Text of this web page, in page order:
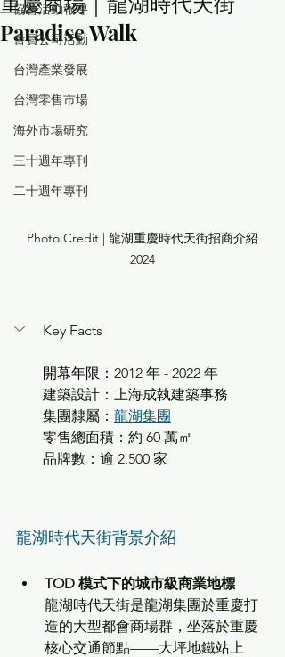
協會活動報導
會員公司活動
台灣產業發展
台灣零售市場
海外市場研究
三十週年專刊
二十週年專刊
Paradise Walk
Photo Credit | 龍湖重慶時代天街招商介紹
2024
Key Facts
開幕年限： 2012 年 - 2022 年
建築設計：上海成執建築事務
集團隸屬： 龍湖集團
零售總面積：約 60 萬㎡
品牌數：逾 2,500 家
龍湖時代天街背景介紹
TOD 模式下的城市級商業地標
龍湖時代天街是龍湖集團於重慶打
造的大型都會商場群，坐落於重慶
核心交通節點——大坪地鐵站上